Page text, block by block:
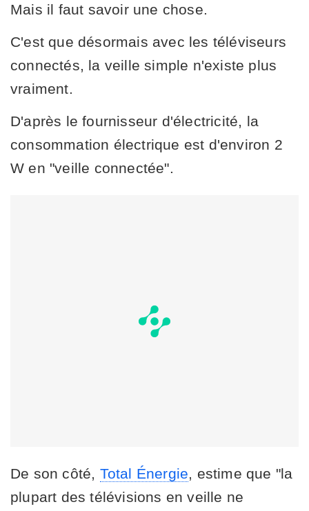
Mais il faut savoir une chose.
C'est que désormais avec les téléviseurs
connectés, la veille simple n'existe plus
vraiment.
D'après le fournisseur d'électricité, la
consommation électrique est d'environ 2
W en "veille connectée".
De son côté, Total Énergie , estime que "la
plupart des télévisions en veille ne